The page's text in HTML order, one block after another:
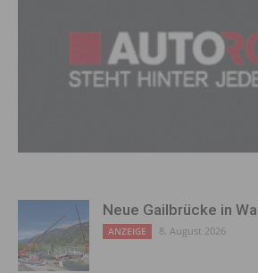
Neue Gailbrücke in
ANZEIGE 8. August 2026